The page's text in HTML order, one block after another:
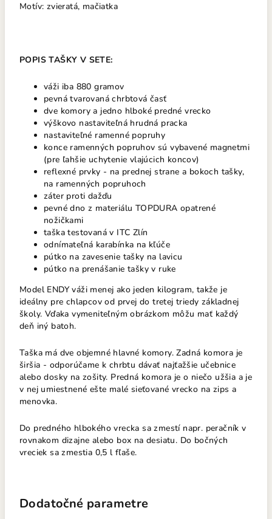
Motív: zvieratá, mačiatka
POPIS TAŠKY V SETE:
váži iba 880 gramov
pevná tvarovaná chrbtová časť
dve komory a jedno hlboké predné vrecko
výškovo nastaviteľná hrudná pracka
nastaviteľné ramenné popruhy
konce ramenných popruhov sú vybavené magnetmi
(pre ľahšie uchytenie vlajúcich koncov)
reflexné prvky - na prednej strane a bokoch tašky,
na ramenných popruhoch
záter proti dažďu
pevné dno z materiálu TOPDURA opatrené
nožičkami
taška testovaná v ITC Zlín
odnímateľná karabínka na kľúče
pútko na zavesenie tašky na lavicu
pútko na prenášanie tašky v ruke
Model ENDY váži menej ako jeden kilogram, takže je
ideálny pre chlapcov od prvej do tretej triedy základnej
školy. Vďaka vymeniteľným obrázkom môžu mať každý
deň iný batoh.
Taška má dve objemné hlavné komory. Zadná komora je
širšia - odporúčame k chrbtu dávať najťažšie učebnice
alebo dosky na zošity. Predná komora je o niečo užšia a je
v nej umiestnené ešte malé sieťované vrecko na zips a
menovka.
Do predného hlbokého vrecka sa zmestí napr. peračník v
rovnakom dizajne alebo box na desiatu. Do bočných
vreciek sa zmestia 0,5 l fľaše.
Dodatočné parametre